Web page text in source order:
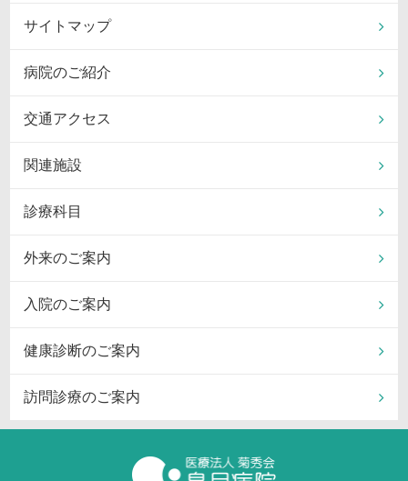
サイトマップ
病院のご紹介
交通アクセス
関連施設
診療科目
外来のご案内
入院のご案内
健康診断のご案内
訪問診療のご案内